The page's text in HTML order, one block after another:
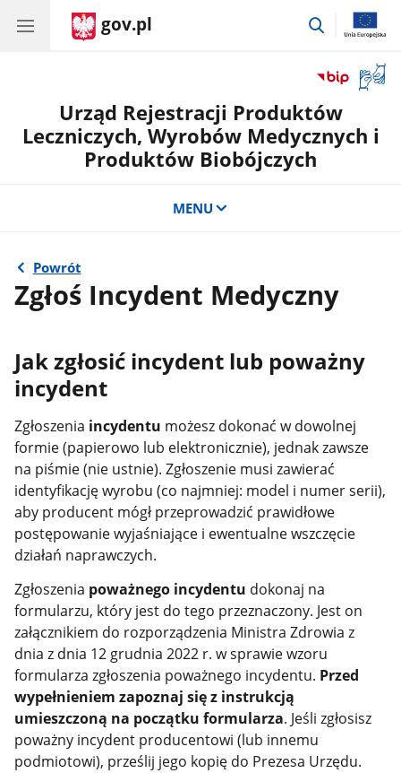
gov.pl
przejdź
okno
Urząd Rejestracji Produktów
Leczniczych, Wyrobów Medycznych i
Produktów Biobójczych
MENU
Powrót
Zgłoś Incydent Medyczny
Jak zgłosić incydent lub poważny
incydent
Zgłoszenia incydentu możesz dokonać w dowolnej
formie (papierowo lub elektronicznie), jednak zawsze
na piśmie (nie ustnie). Zgłoszenie musi zawierać
identyfikację wyrobu (co najmniej: model i numer serii),
aby producent mógł przeprowadzić prawidłowe
postępowanie wyjaśniające i ewentualne wszczęcie
działań naprawczych.
Zgłoszenia poważnego incydentu dokonaj na
formularzu, który jest do tego przeznaczony. Jest on
załącznikiem do rozporządzenia Ministra Zdrowia z
dnia z dnia 12 grudnia 2022 r. w sprawie wzoru
formularza zgłoszenia poważnego incydentu. Przed
wypełnieniem zapoznaj się z instrukcją
umieszczoną na początku formularza. Jeśli zgłosisz
poważny incydent producentowi (lub innemu
podmiotowi), prześlij jego kopię do Prezesa Urzędu.